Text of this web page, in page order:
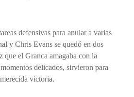
defensivas para anular a varias
y Chris Evans se quedó en dos
que el Granca amagaba con la
delicados, sirvieron para
victoria.